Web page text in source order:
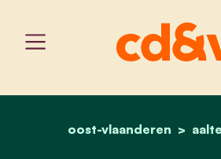
home
oost-vlaanderen